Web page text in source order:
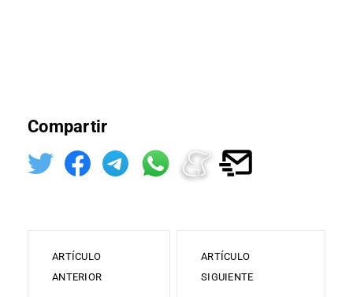
Compartir
ARTÍCULO
ANTERIOR
ARTÍCULO
SIGUIENTE